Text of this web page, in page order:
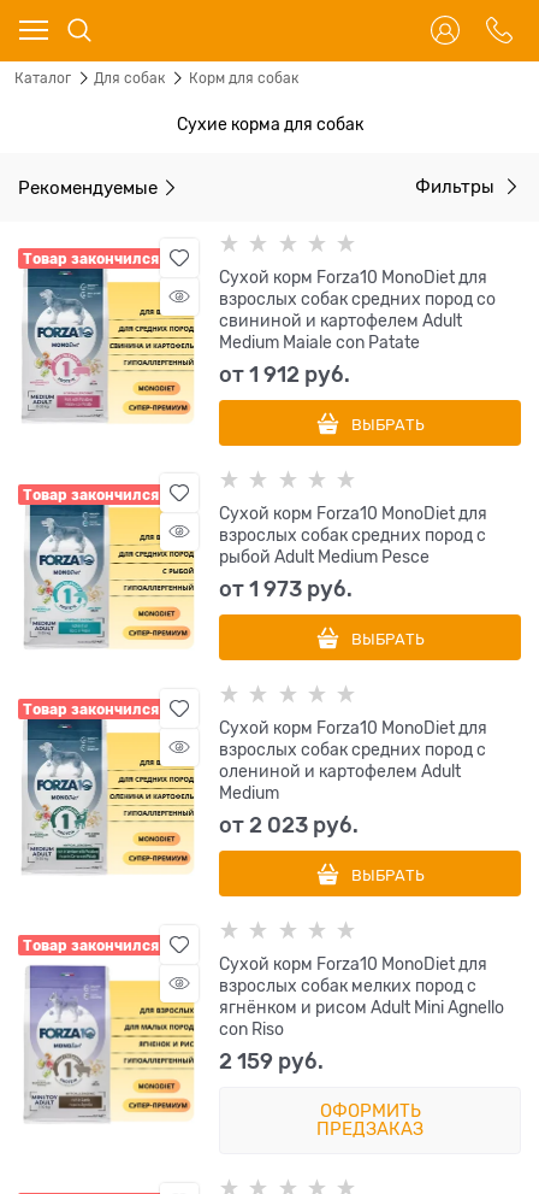
Каталог Для собак Корм для собак
Сухие корма для собак
Рекомендуемые Фильтры
Товар закончился
Сухой корм Forza10 MonoDiet для
взрослых собак средних пород со
свининой и картофелем Adult
Medium Maiale con Patate
от1 912 руб.
ВЫБРАТЬ
Товар закончился
Сухой корм Forza10 MonoDiet для
взрослых собак средних пород с
рыбой Adult Medium Pesce
от1 973 руб.
ВЫБРАТЬ
Товар закончился
Сухой корм Forza10 MonoDiet для
взрослых собак средних пород с
олениной и картофелем Adult
Medium
от2 023 руб.
ВЫБРАТЬ
Товар закончился
Сухой корм Forza10 MonoDiet для
взрослых собак мелких пород с
ягнёнком и рисом Adult Mini Agnello
con Riso
2 159 руб.
ОФОРМИТЬ
ПРЕДЗАКАЗ